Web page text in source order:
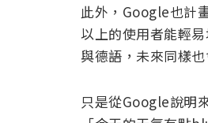
此外，Google也計
以上的使用者能輕
與德語，未來同樣
只是從Google說明